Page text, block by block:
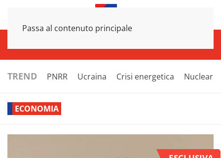
Passa al contenuto principale
TREND PNRR Ucraina Crisi energetica Nucleare
ECONOMIA